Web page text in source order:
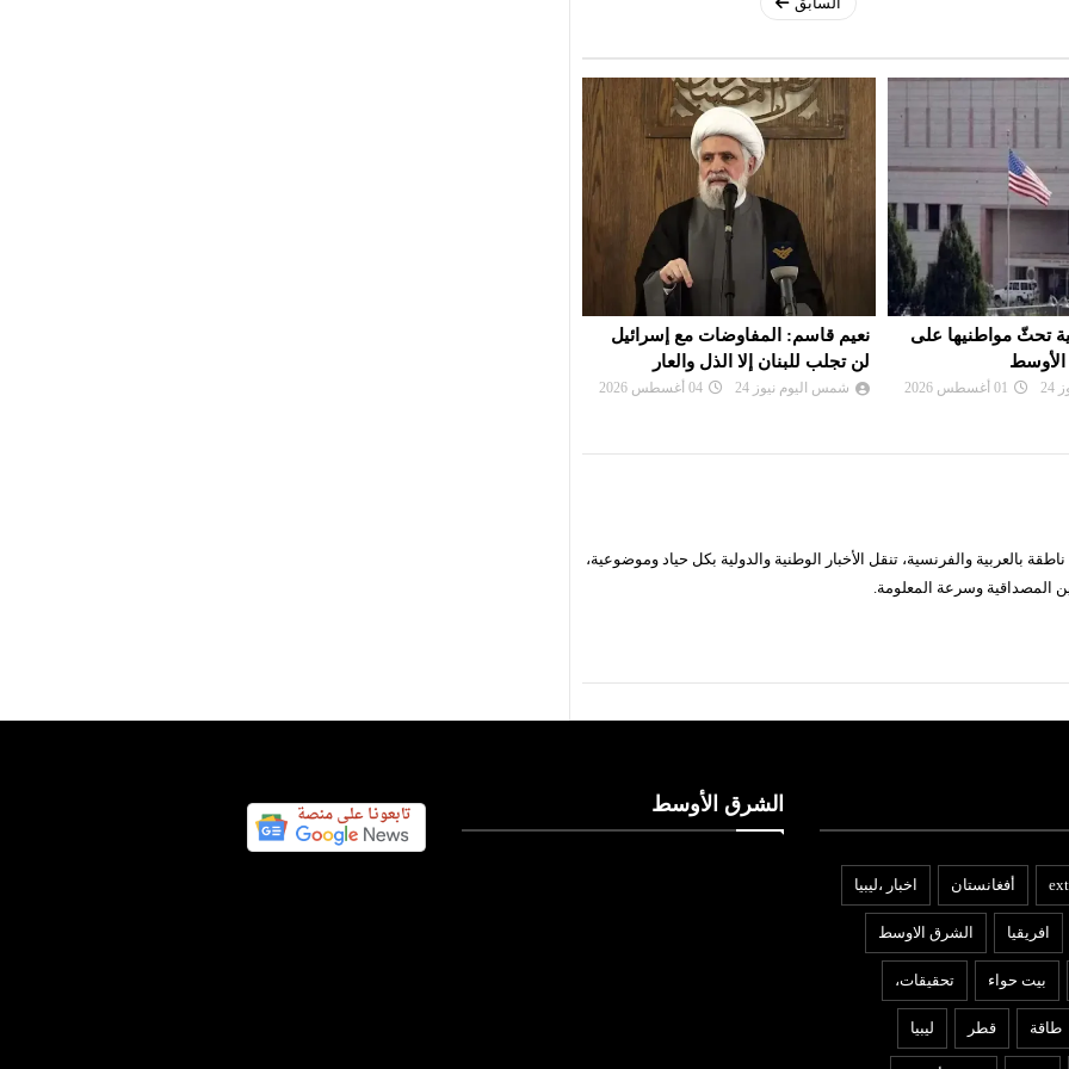
مع إسرائيل
الذل والعار
04 أغسطس 2026
إيران: تصريحات ترامب بشأن إلغاء
الهجوم «حرب نفسية» ولن نخدع
شمس اليوم نيوز 24 02 أغسطس 2026
بالعربية والفرنسية، تنقل الأخبار الوطنية والدولية بكل حياد وموضوعية،
المصداقية وسرعة المعلومة.
أفغانستان اخبار ،ليبيا
افريقيا الشرق الاوسط
بيت حواء تحقيقات،
طاقة قطر ليبيا
الشرق الأوسط